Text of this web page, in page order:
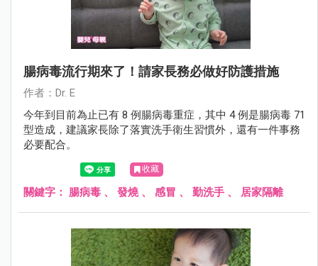
腸病毒流行期來了！請家長務必做好防護措施
作者：Dr. E
今年到目前為止已有 8 例腸病毒重症，其中 4 例是腸病毒 71
型造成，建議家長除了落實洗手衛生習慣外，還有一件事務
必要配合。
收藏
關鍵字： 腸病毒 、 發燒、 感冒 、 勤洗手 、 居家隔離